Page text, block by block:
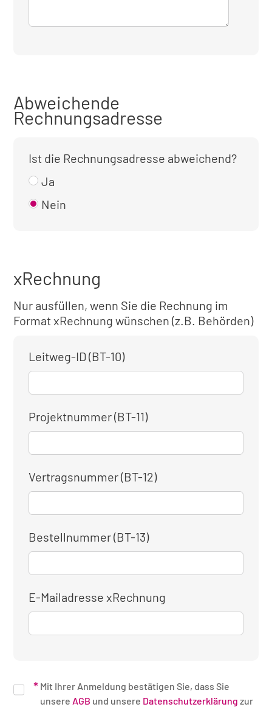
Abweichende
Rechnungsadresse
Ist die Rechnungsadresse abweichend?
Ja
Nein
xRechnung
Nur ausfüllen, wenn Sie die Rechnung im
Format xRechnung wünschen (z.B. Behörden)
Leitweg-ID (BT-10)
Projektnummer (BT-11)
Vertragsnummer (BT-12)
Bestellnummer (BT-13)
E-Mailadresse xRechnung
Mit Ihrer Anmeldung bestätigen Sie, dass Sie
unsere AGB und unsere Datenschutzerklärung zur